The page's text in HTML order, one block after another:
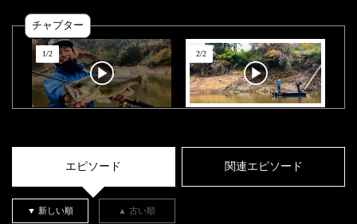
チャプター
1/2 2/2
エピソード 関連エピソード
▼ 新しい順 ▲ 古い順